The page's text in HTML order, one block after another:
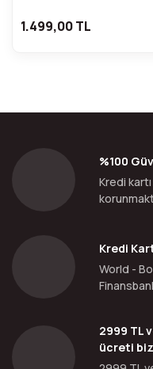
1.499,00 TL
%100
Kredi
Kredi
World -
2999 TL
ücreti